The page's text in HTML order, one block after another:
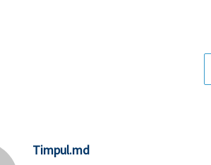
Timpul.md